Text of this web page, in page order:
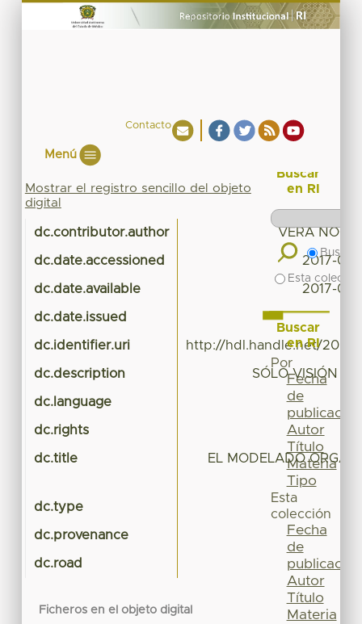
Contacto
Menú
Mostrar el registro sencillo del objeto
digital
dc.contributor.author VERA
dc.date.accessioned 2017-01-
dc.date.available 2017-01-
dc.date.issued
dc.identifier.uri http://hdl.handle.net/
dc.description SÓLO VISIÓN
dc.language
dc.rights
dc.title
EL MODELADO
dc.type
dc.provenance
dc.road
Ficheros en el objeto digital
Buscar
en RI
Buscar
Esta
Buscar
en RI
Por
Fecha
de
publicación
Autor
Título
Materia
Tipo
Esta
colección
Fecha
de
publicación
Autor
Título
Materia